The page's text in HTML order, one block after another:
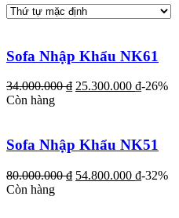
Sofa Nhập Khẩu NK61
34.000.000₫ 25.300.000 ₫-26%
Còn hàng
Sofa Nhập Khẩu NK51
80.000.000₫ 54.800.000 ₫-32%
Còn hàng